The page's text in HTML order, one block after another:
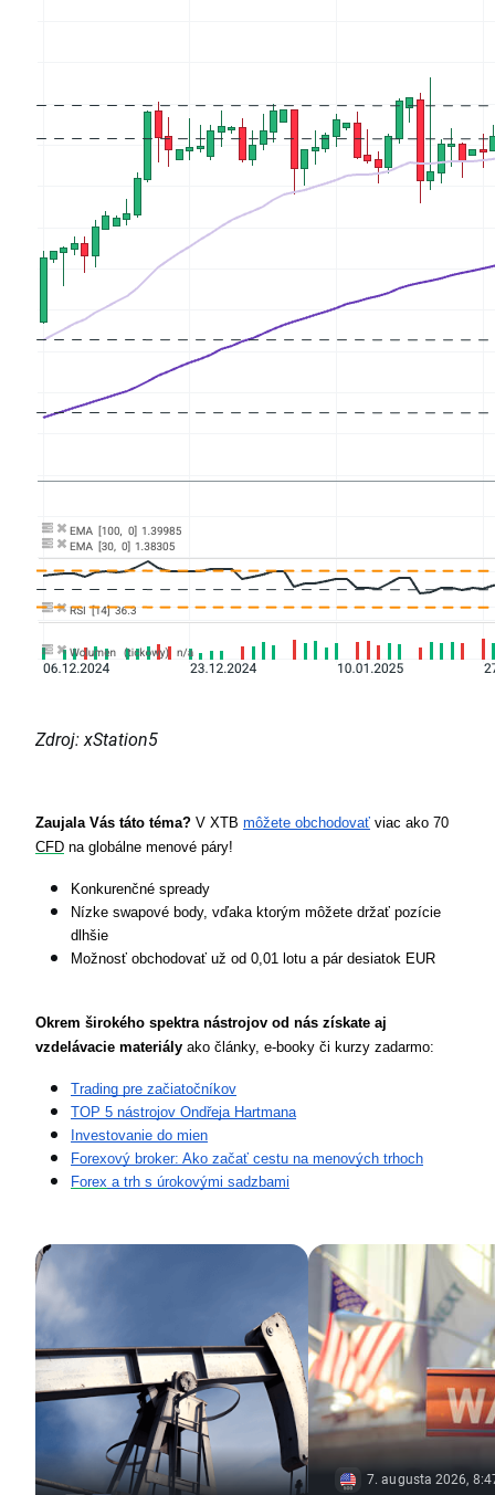
Zdroj: xStation5
Zaujala Vás táto téma? V XTB môžete obchodovať
CFD na globálne menové páry!
Konkurenčné spready
Nízke swapové body, vďaka ktorým môžete držať pozície
dlhšie
Možnosť obchodovať už od 0,01 lotu a pár desiatok EUR
Okrem širokého spektra nástrojov od nás získate aj
vzdelávacie materiály ako články, e-booky či kurzy zadarmo:
Trading pre začiatočníkov
TOP 5 nástrojov Ondřeja Hartmana
Investovanie do mien
Forexový broker: Ako začať cestu na menových trhoch
Forex a trh s úrokovými sadzbami
7. augusta 2026,